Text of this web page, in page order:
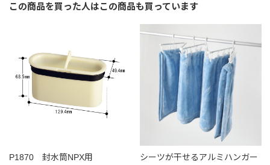
この商品を買った人はこの商品も買っています
P1870 封水筒NPX用 シーツが干せるアルミハンガー